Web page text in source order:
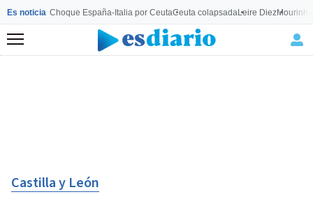
Es noticia Choque España-Italia por CeutaCeuta colapsadaLeire Diez
Menú
Castilla y León